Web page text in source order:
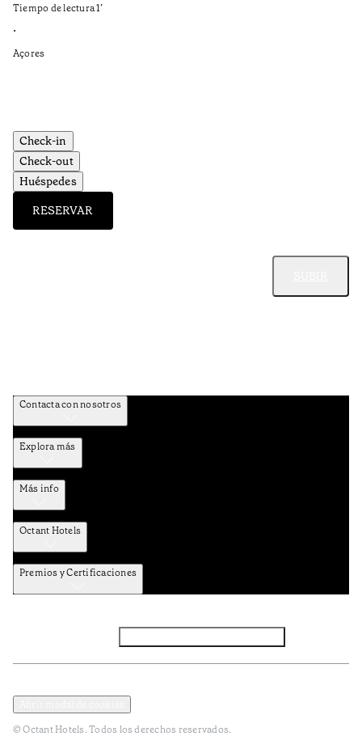
Tiempo de lectura1’
•
Açores
Check-in
Check-out
Huéspedes
RESERVAR
Contacta con nosotros
Explora más
Más info
Octant Hotels
Premios y Certificaciones
© Octant Hotels. Todos los derechos reservados.